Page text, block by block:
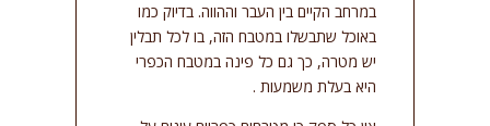
במרחב הקיים בין העבר וההווה. בדיוק כמו
באוכל שתבשלו במטבח הזה, בו לכל תבלין
יש מטרה, כך גם כל פינה במטבח הכפרי
היא בעלת משמעות .